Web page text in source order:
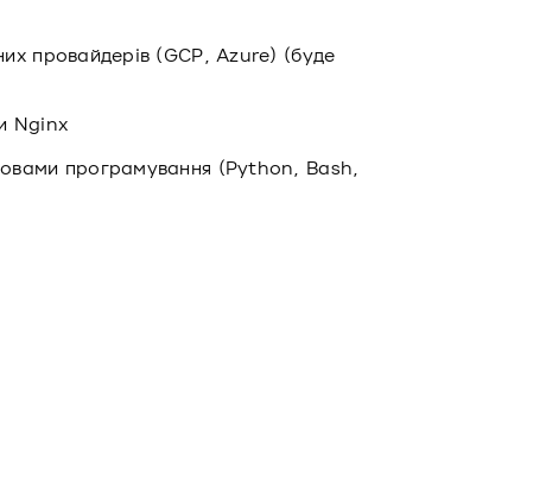
провайдерів (GCP, Azure) (буде
Nginx
програмування (Python, Bash,